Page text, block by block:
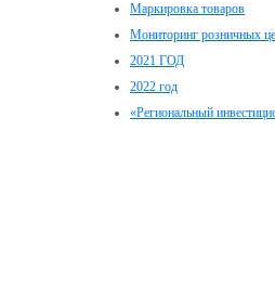
Маркировка товаров
Мониторинг розничных
2021 ГОД
2022 год
«Региональный